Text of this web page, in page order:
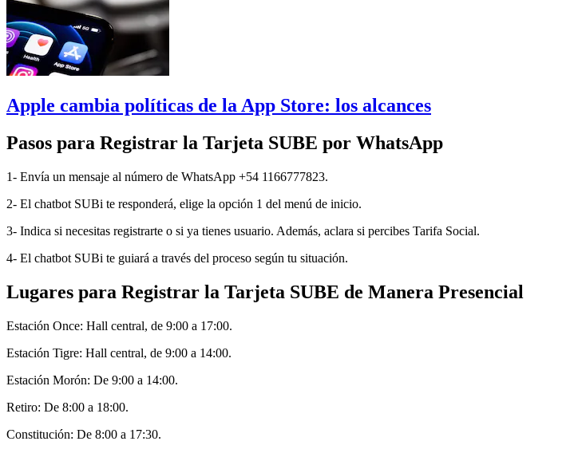
Apple cambia políticas de la App Store: los alcances
Pasos para Registrar la Tarjeta SUBE por WhatsApp
1- Envía un mensaje al número de WhatsApp +54 1166777823.
2- El chatbot SUBi te responderá, elige la opción 1 del menú de inicio.
3- Indica si necesitas registrarte o si ya tienes usuario. Además, aclara si percibes Tarifa Social.
4- El chatbot SUBi te guiará a través del proceso según tu situación.
Lugares para Registrar la Tarjeta SUBE de Manera Presencial
Estación Once: Hall central, de 9:00 a 17:00.
Estación Tigre: Hall central, de 9:00 a 14:00.
Estación Morón: De 9:00 a 14:00.
Retiro: De 8:00 a 18:00.
Constitución: De 8:00 a 17:30.